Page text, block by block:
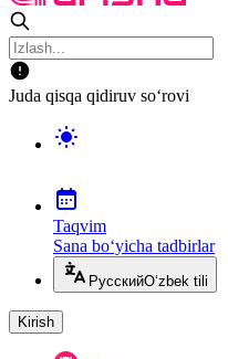
Juda qisqa qidiruv so‘rovi
Taqvim
Sana bo‘yicha tadbirlar
РусскийO‘zbek tili
Kirish